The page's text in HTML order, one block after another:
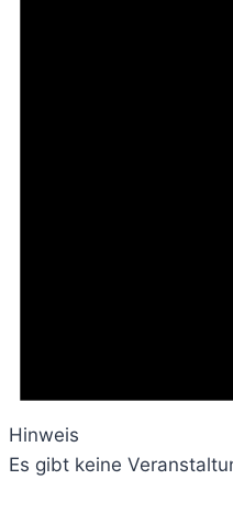
Hinweis
Es gibt keine